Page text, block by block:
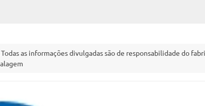
as informações divulgadas são de responsabilidade do